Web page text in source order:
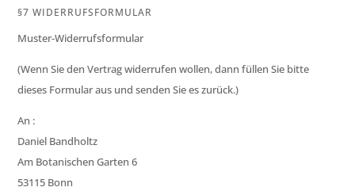
§7 WIDERRUFSFORMULAR
Muster-Widerrufsformular
(Wenn Sie den Vertrag widerrufen wollen, dann füllen Sie bitte
dieses Formular aus und senden Sie es zurück.)
An :
Daniel Bandholtz
Am Botanischen Garten 6
53115 Bonn